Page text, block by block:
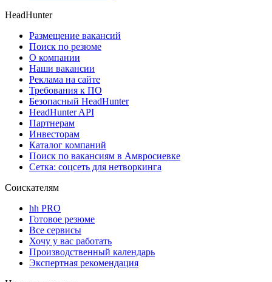
HeadHunter
Размещение вакансий
Поиск по резюме
О компании
Наши вакансии
Реклама на сайте
Требования к ПО
Безопасный HeadHunter
HeadHunter API
Партнерам
Инвесторам
Каталог компаний
Поиск по вакансиям в Амвросиевке
Сетка: соцсеть для нетворкинга
Соискателям
hh PRO
Готовое резюме
Все сервисы
Хочу у вас работать
Производственный календарь
Экспертная рекомендация